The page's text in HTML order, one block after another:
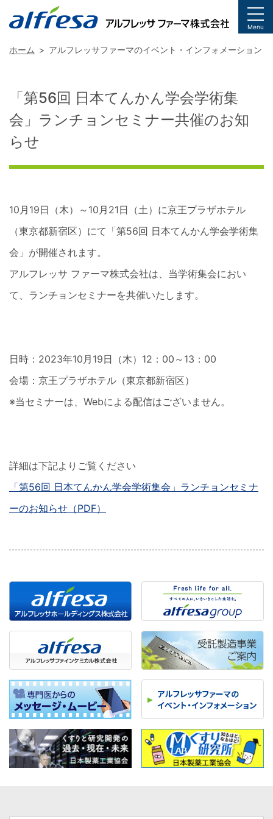
Menu
ホーム アルフレッサファーマのイベント・インフォメーション
「第56回 日本てんかん学会学術集
会」ランチョンセミナー共催のお知
らせ
10月19日（木）～10月21日（土）に京王プラザホテル
（東京都新宿区）にて「第56回 日本てんかん学会学術集
会」が開催されます。
アルフレッサ ファーマ株式会社は、当学術集会におい
て、ランチョンセミナーを共催いたします。
日時：2023年10月19日（木）12：00～13：00
会場：京王プラザホテル（東京都新宿区）
※当セミナーは、Webによる配信はございません。
詳細は下記よりご覧ください
「第56回 日本てんかん学会学術集会」ランチョンセミナ
ーのお知らせ（PDF）